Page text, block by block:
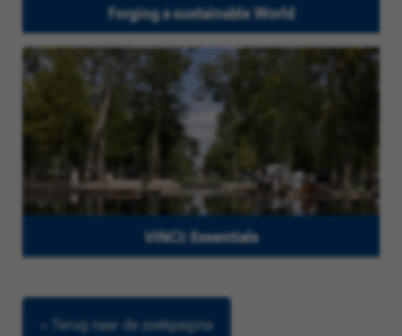
Forging a sustainable World
VINCI: Essentials
< Terug naar de zoekpagina